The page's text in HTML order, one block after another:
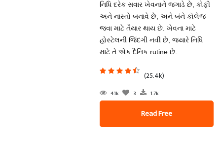
નિધિ દરેક સવાર ખેવનાને જગાડે છે, કોફી
અને નાસ્તો બનાવે છે, અને બંને કૉલેજ
જવા માટે તૈયાર થાય છે. ખેવના માટે
હોસ્ટેલની જિંદગી નવી છે, જ્યારે નિધિ
માટે તે એક દૈનિક rutine છે.
(25.4k)
4.1k 3 1.7k
Read Free